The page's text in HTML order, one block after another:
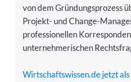
von dem Gründungsprozess
Projekt- und Change-
professionellen
unternehmerischen
Wirtschaftswissen.de jetzt